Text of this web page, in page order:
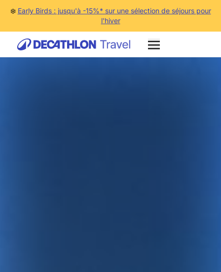
❄️ Early Birds : jusqu'à -15%* sur une sélection de séjours pour
l'hiver